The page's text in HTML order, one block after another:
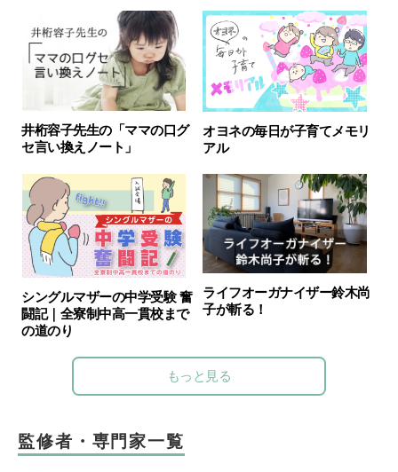
井桁容子先生の「ママの口グ
セ言い換えノート」
オヨネの毎日が子育てメモリ
アル
シングルマザーの中学受験 奮
闘記｜全寮制中高一貫校まで
の道のり
ライフオーガナイザー鈴木尚
子が斬る！
もっと見る
監修者・専門家一覧